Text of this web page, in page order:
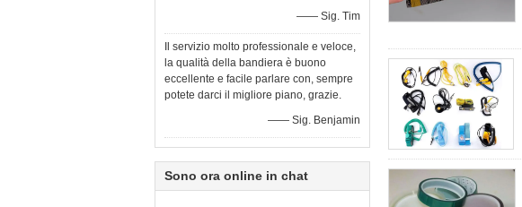
—— Sig. Tim
Il servizio molto professionale e veloce,
la qualità della bandiera è buono
eccellente e facile parlare con, sempre
potete darci il migliore piano, grazie.
—— Sig. Benjamin
Sono ora online in chat